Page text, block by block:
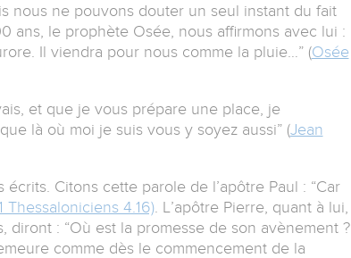
nous ne pouvons douter un seul instant du fait
ans, le prophète Osée, nous affirmons avec lui :
Il viendra pour nous comme la pluie…” (Osée
et que je vous prépare une place, je
là où moi je suis vous y soyez aussi” (Jean
Citons cette parole de l’apôtre Paul : “Car
Thessaloniciens 4.16). L’apôtre Pierre, quant à lui,
: “Où est la promesse de son avènement ?
comme dès le commencement de la